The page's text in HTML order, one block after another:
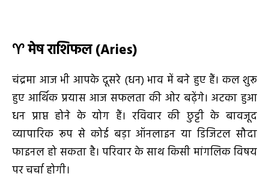
♈मेष राशिफल (Aries)
चंद्रमा आज भी आपके दूसरे (धन) भाव में बने हुए हैं। कल शुरू
हुए आर्थिक प्रयास आज सफलता की ओर बढ़ेंगे। अटका हुआ
धन प्राप्त होने के योग हैं। रविवार की छुट्टी के बावजूद
व्यापारिक रूप से कोई बड़ा ऑनलाइन या डिजिटल सौदा
फाइनल हो सकता है। परिवार के साथ किसी मांगलिक विषय
पर चर्चा होगी।